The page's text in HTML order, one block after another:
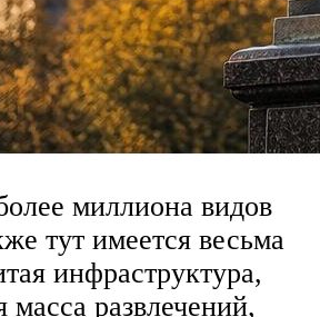
миллиона видов
тут имеется весьма
инфраструктура,
масса развлечений,